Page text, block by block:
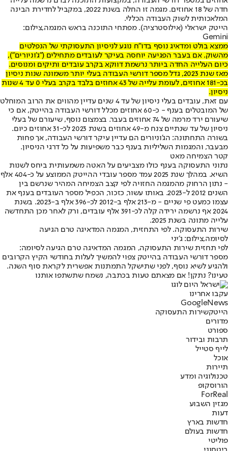
חדה של 18 אחוזים. מגמה זו החלה בשנת 2022, במקביל לחדירת הבינה
המלאכותית לשוק העבודה הכללי.
הייטק ישראלי (אילוסטרציה). מפתחי התוכנה בראש המגמה,צילום:
Gemini
ממצא בולט ומדאיג נוסף בדו"ח נוגע לניסיון התעסוקתי של הנפלטים
מהשוק. אם בעבר הפגיעה יוחסה בעיקר לעובדים מתחילים ("ג'וניורים"),
כיום העלייה החדה ביותר נרשמת דווקא בקרב עובדים ותיקים ומנוסים.
מאז שנת 2023, גדל מספר דורשי העבודה בעלי יותר משמונה שנות ניסיון
בכ-181 אחוזים, לעומת עלייה של 43 אחוזים בלבד בקרב בעלי 0 עד 4 שנות
ניסיון.
עם זאת, עובדים בעלי ניסיון של עד 4 שנים עדיין מהווים את הרוב המוחלט
של המובטלים בענף - כ-60 אחוזים מכלל דורשי העבודה בהייטק, אם כי
שיעורם ירד מרמה של 74 אחוזים בעבר. בצמצום נוסף, שיעורם של בעלי
ניסיון של עד שנתיים צנח מ-49 אחוזים בשנת 2023 לכ-31 אחוזים כיום.
בשורה התחתונה: הג'וניורים הם עדיין עיקר דורשי העבודה, אך פחות
מבעבר, והמגמות השליליות בענף כבר משפיעות על כל דרגי הניסיון.
קטר הצמיחה מאט
נתוני התעסוקה בענף כולו מצביעים על האטה משמעותית ביחס לשנות
השיא. במהלך שנת 2025 עמד מספר עובדי ההייטק הממוצע על כ-404 אלף
- נתון הרחוק מהמגמה החזויה לפי קצב הצמיחה המהיר שנרשם בין
השנים 2012 ל-2023. באותו עשור, כזכור, הכפיל מספר העובדים בענף את
עצמו כמעט פי שניים - מ-213 אלף ב-2012 לכ-396 אלף ב-2023. בשנת
2024 אף נרשמה ירידה קלה לכ-391 אלף עובדים, ורק לאחר מכן התחדשה
עלייה מתונה בשנת 2025.
שירות התעסוקה. לפי התחזית, המגמה המדאיגה טרם הגיעה
לסיומה,צילום: ג'יני
לפי תחזית שירות התעסוקה, המגמה המדאיגה טרם הגיעה לסיומה:
מספר דורשי העבודה בהייטק צפוי להמשיך לעלות בחודשי הקיץ הקרובים
ולהגיע לשיא נוסף, לפני שתישקל התמתנות אפשרית לקראת סוף השנה.
טעינו? נתקן! אם מצאתם טעות בכתבה, נשמח שתשתפו אותנו
עקבו אחרינו
Googl eNews
הייטקשירות התעסוקה
מדורים
ספורט
תרבות ובידור
לייף סטייל
אוכל
תיירות
טכנולוגיה ומדע
הורוסקופ
ForReal
מגזין השבוע
דעות
חדשות בארץ
חדשות בעולם
פוליטי